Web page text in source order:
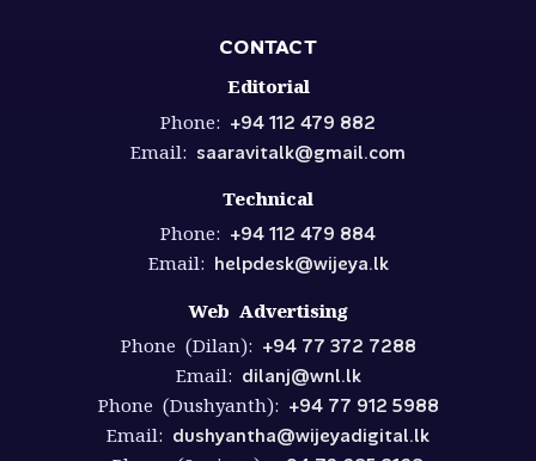
CONTACT
Editorial
Phone: +94 112 479 882
Email: saaravitalk@gmail.com
Technical
Phone: +94 112 479 884
Email: helpdesk@wijeya.lk
Web Advertising
Phone (Dilan): +94 77 372 7288
Email: dilanj@wnl.lk
Phone (Dushyanth): +94 77 912 5988
Email: dushyantha@wijeyadigital.lk